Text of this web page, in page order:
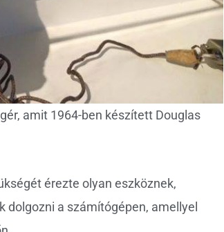
amit 1964-ben készített Douglas
érezte olyan eszköznek,
a számítógépen, amellyel